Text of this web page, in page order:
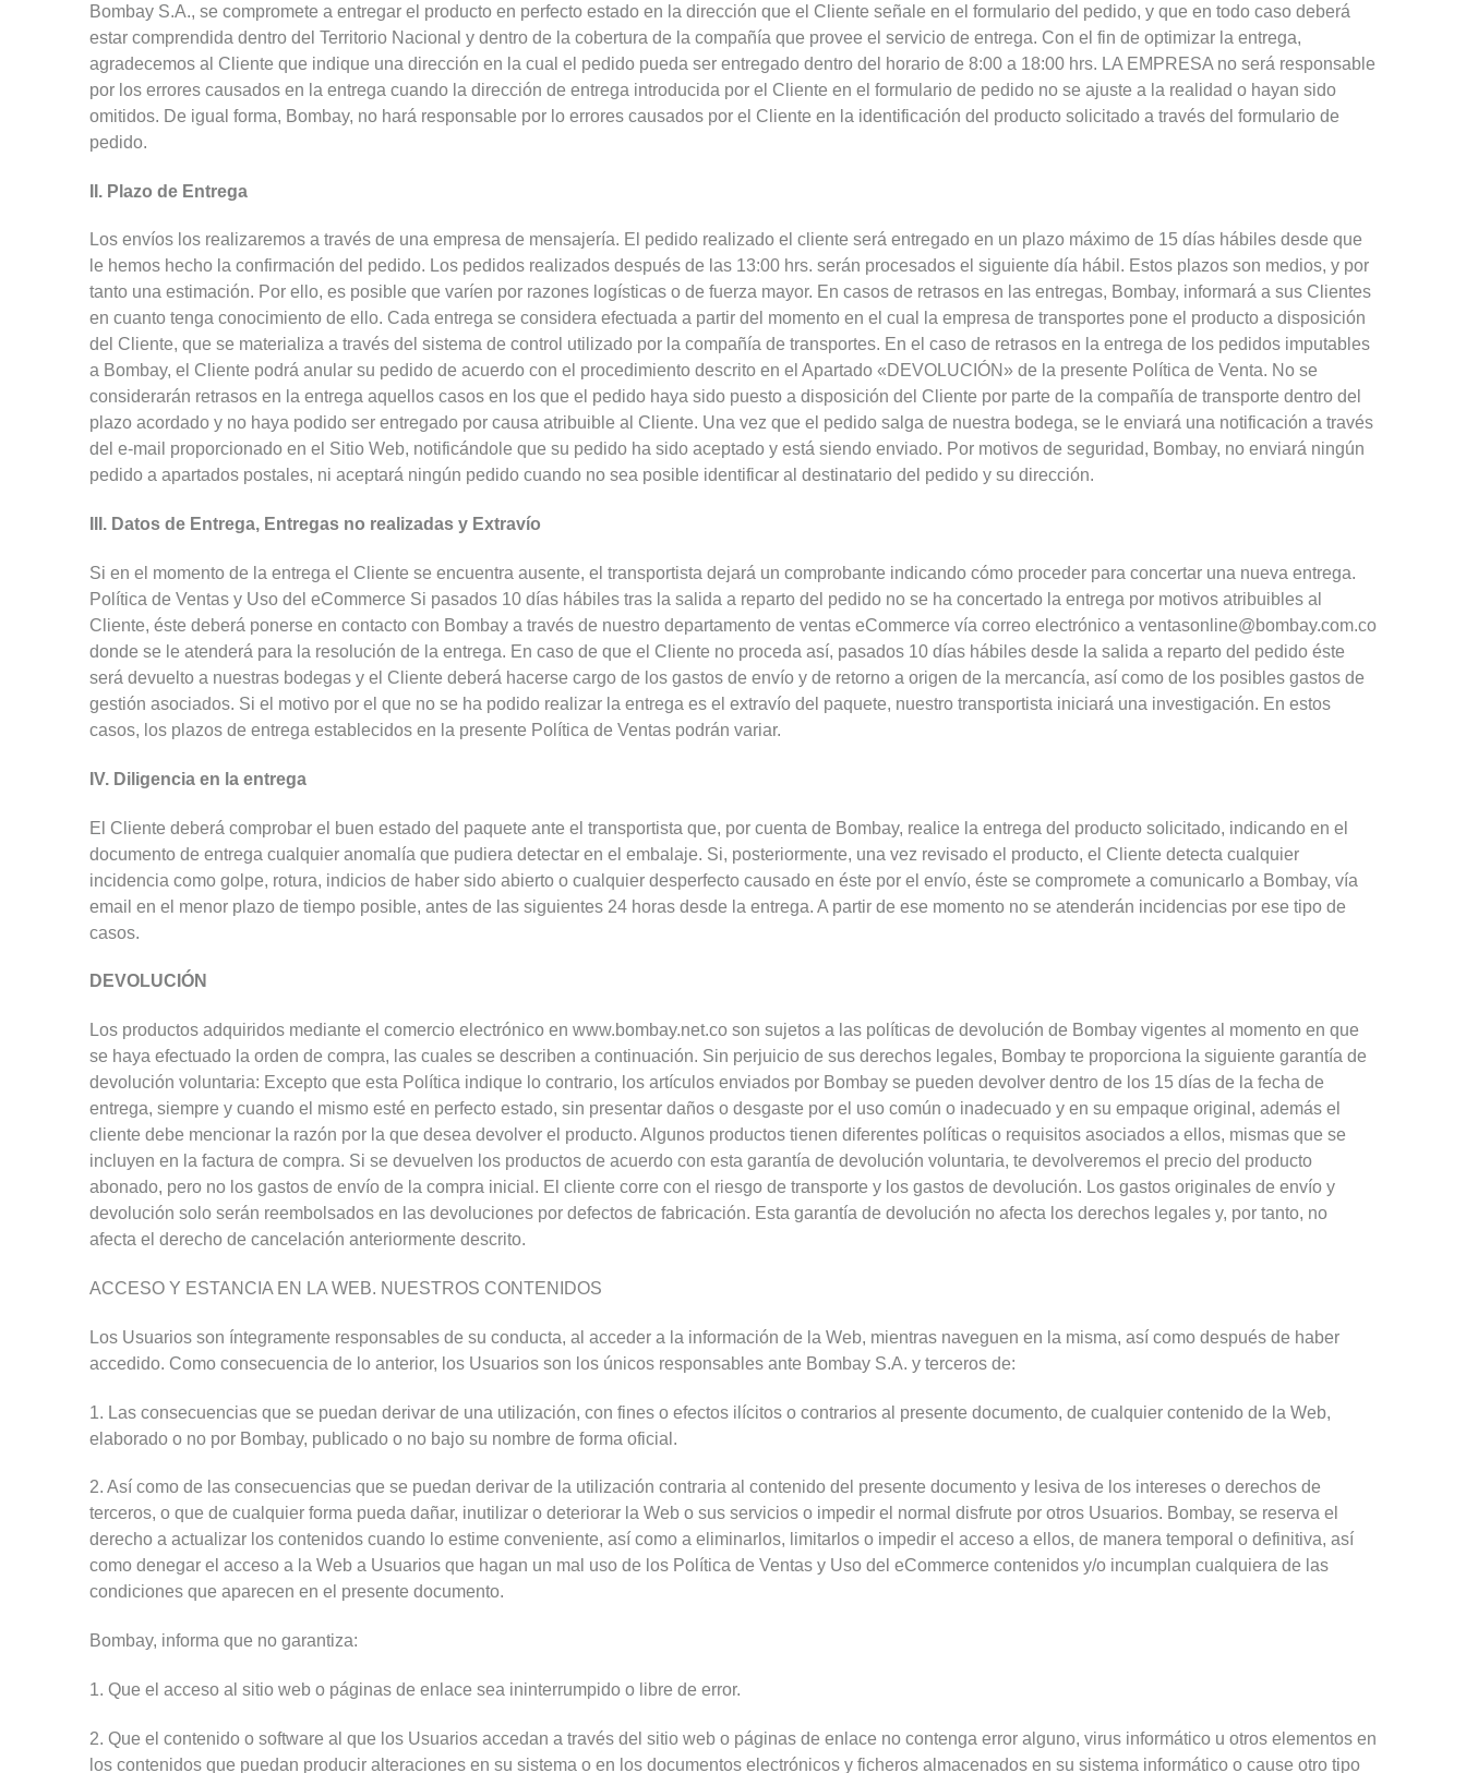
Bombay S.A., se compromete a entregar el producto en perfecto estado en la dirección que el Cliente señale en el formulario del pedido, y que en todo caso deberá
estar comprendida dentro del Territorio Nacional y dentro de la cobertura de la compañía que provee el servicio de entrega. Con el fin de optimizar la entrega,
agradecemos al Cliente que indique una dirección en la cual el pedido pueda ser entregado dentro del horario de 8:00 a 18:00 hrs. LA EMPRESA no será responsable
por los errores causados en la entrega cuando la dirección de entrega introducida por el Cliente en el formulario de pedido no se ajuste a la realidad o hayan sido
omitidos. De igual forma, Bombay, no hará responsable por lo errores causados por el Cliente en la identificación del producto solicitado a través del formulario de
pedido.
II. Plazo de Entrega
Los envíos los realizaremos a través de una empresa de mensajería. El pedido realizado el cliente será entregado en un plazo máximo de 15 días hábiles desde que
le hemos hecho la confirmación del pedido. Los pedidos realizados después de las 13:00 hrs. serán procesados el siguiente día hábil. Estos plazos son medios, y por
tanto una estimación. Por ello, es posible que varíen por razones logísticas o de fuerza mayor. En casos de retrasos en las entregas, Bombay, informará a sus Clientes
en cuanto tenga conocimiento de ello. Cada entrega se considera efectuada a partir del momento en el cual la empresa de transportes pone el producto a disposición
del Cliente, que se materializa a través del sistema de control utilizado por la compañía de transportes. En el caso de retrasos en la entrega de los pedidos imputables
a Bombay, el Cliente podrá anular su pedido de acuerdo con el procedimiento descrito en el Apartado «DEVOLUCIÓN» de la presente Política de Venta. No se
considerarán retrasos en la entrega aquellos casos en los que el pedido haya sido puesto a disposición del Cliente por parte de la compañía de transporte dentro del
plazo acordado y no haya podido ser entregado por causa atribuible al Cliente. Una vez que el pedido salga de nuestra bodega, se le enviará una notificación a través
del e-mail proporcionado en el Sitio Web, notificándole que su pedido ha sido aceptado y está siendo enviado. Por motivos de seguridad, Bombay, no enviará ningún
pedido a apartados postales, ni aceptará ningún pedido cuando no sea posible identificar al destinatario del pedido y su dirección.
III. Datos de Entrega, Entregas no realizadas y Extravío
Si en el momento de la entrega el Cliente se encuentra ausente, el transportista dejará un comprobante indicando cómo proceder para concertar una nueva entrega.
Política de Ventas y Uso del eCommerce Si pasados 10 días hábiles tras la salida a reparto del pedido no se ha concertado la entrega por motivos atribuibles al
Cliente, éste deberá ponerse en contacto con Bombay a través de nuestro departamento de ventas eCommerce vía correo electrónico a ventasonline@bombay.com.co
donde se le atenderá para la resolución de la entrega. En caso de que el Cliente no proceda así, pasados 10 días hábiles desde la salida a reparto del pedido éste
será devuelto a nuestras bodegas y el Cliente deberá hacerse cargo de los gastos de envío y de retorno a origen de la mercancía, así como de los posibles gastos de
gestión asociados. Si el motivo por el que no se ha podido realizar la entrega es el extravío del paquete, nuestro transportista iniciará una investigación. En estos
casos, los plazos de entrega establecidos en la presente Política de Ventas podrán variar.
IV. Diligencia en la entrega
El Cliente deberá comprobar el buen estado del paquete ante el transportista que, por cuenta de Bombay, realice la entrega del producto solicitado, indicando en el
documento de entrega cualquier anomalía que pudiera detectar en el embalaje. Si, posteriormente, una vez revisado el producto, el Cliente detecta cualquier
incidencia como golpe, rotura, indicios de haber sido abierto o cualquier desperfecto causado en éste por el envío, éste se compromete a comunicarlo a Bombay, vía
email en el menor plazo de tiempo posible, antes de las siguientes 24 horas desde la entrega. A partir de ese momento no se atenderán incidencias por ese tipo de
casos.
DEVOLUCIÓN
Los productos adquiridos mediante el comercio electrónico en www.bombay.net.co son sujetos a las políticas de devolución de Bombay vigentes al momento en que
se haya efectuado la orden de compra, las cuales se describen a continuación. Sin perjuicio de sus derechos legales, Bombay te proporciona la siguiente garantía de
devolución voluntaria: Excepto que esta Política indique lo contrario, los artículos enviados por Bombay se pueden devolver dentro de los 15 días de la fecha de
entrega, siempre y cuando el mismo esté en perfecto estado, sin presentar daños o desgaste por el uso común o inadecuado y en su empaque original, además el
cliente debe mencionar la razón por la que desea devolver el producto. Algunos productos tienen diferentes políticas o requisitos asociados a ellos, mismas que se
incluyen en la factura de compra. Si se devuelven los productos de acuerdo con esta garantía de devolución voluntaria, te devolveremos el precio del producto
abonado, pero no los gastos de envío de la compra inicial. El cliente corre con el riesgo de transporte y los gastos de devolución. Los gastos originales de envío y
devolución solo serán reembolsados en las devoluciones por defectos de fabricación. Esta garantía de devolución no afecta los derechos legales y, por tanto, no
afecta el derecho de cancelación anteriormente descrito.
ACCESO Y ESTANCIA EN LA WEB. NUESTROS CONTENIDOS
Los Usuarios son íntegramente responsables de su conducta, al acceder a la información de la Web, mientras naveguen en la misma, así como después de haber
accedido. Como consecuencia de lo anterior, los Usuarios son los únicos responsables ante Bombay S.A. y terceros de:
1. Las consecuencias que se puedan derivar de una utilización, con fines o efectos ilícitos o contrarios al presente documento, de cualquier contenido de la Web,
elaborado o no por Bombay, publicado o no bajo su nombre de forma oficial.
2. Así como de las consecuencias que se puedan derivar de la utilización contraria al contenido del presente documento y lesiva de los intereses o derechos de
terceros, o que de cualquier forma pueda dañar, inutilizar o deteriorar la Web o sus servicios o impedir el normal disfrute por otros Usuarios. Bombay, se reserva el
derecho a actualizar los contenidos cuando lo estime conveniente, así como a eliminarlos, limitarlos o impedir el acceso a ellos, de manera temporal o definitiva, así
como denegar el acceso a la Web a Usuarios que hagan un mal uso de los Política de Ventas y Uso del eCommerce contenidos y/o incumplan cualquiera de las
condiciones que aparecen en el presente documento.
Bombay, informa que no garantiza:
1. Que el acceso al sitio web o páginas de enlace sea ininterrumpido o libre de error.
2. Que el contenido o software al que los Usuarios accedan a través del sitio web o páginas de enlace no contenga error alguno, virus informático u otros elementos en
los contenidos que puedan producir alteraciones en su sistema o en los documentos electrónicos y ficheros almacenados en su sistema informático o cause otro tipo